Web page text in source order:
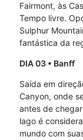
Fairmont, às
Tempo livre.
Sulphur
fantástica da
DIA 03• Banff
Saída em
Canyon, onde
antes de
lago é
mundo com